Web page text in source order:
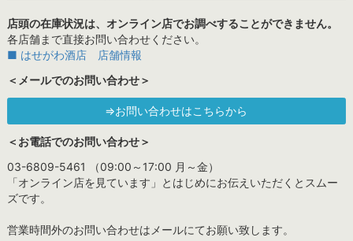
店頭の在庫状況は、オンライン店でお調べすることができません。
各店舗まで直接お問い合わせください。
■ はせがわ酒店 店舗情報
＜メールでのお問い合わせ＞
⇒お問い合わせはこちらから
＜お電話でのお問い合わせ＞
03-6809-5461 （09:00～17:00 月～金）
「オンライン店を見ています」とはじめにお伝えいただくとスムー
ズです。
営業時間外のお問い合わせはメールにてお願い致します。